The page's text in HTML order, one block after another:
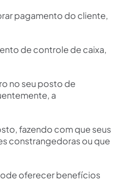
pagamento do cliente,
de controle de caixa,
no seu posto de
a
fazendo com que seus
constrangedoras ou que
oferecer benefícios